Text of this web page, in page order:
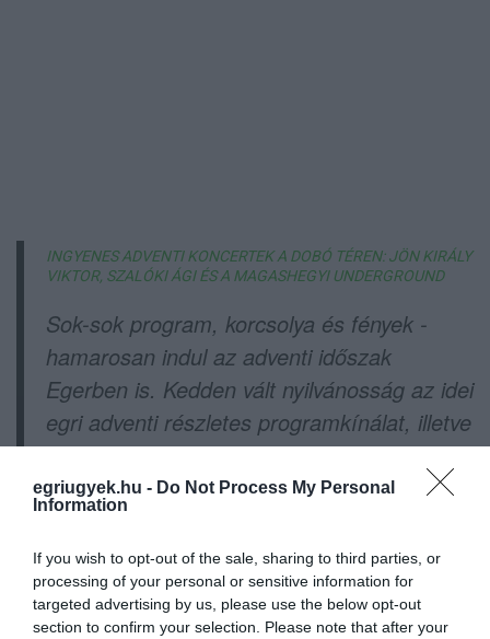
egriugyek.hu - Do Not Process My Personal
Information
If you wish to opt-out of the sale, sharing to third parties, or
processing of your personal or sensitive information for
targeted advertising by us, please use the below opt-out
section to confirm your selection. Please note that after your
INGYENES ADVENTI KONCERTEK A DOBÓ TÉREN: JÖN KIRÁLY
VIKTOR, SZALÓKI ÁGI ÉS A MAGASHEGYI UNDERGROUND
Sok-sok program, korcsolya és fények -
hamarosan indul az adventi időszak
Egerben is. Kedden vált nyilvánosság az idei
egri adventi részletes programkínálat, illetve
tartottak ma egy sajtótájékoztatót is, ahol
többek között Habis László polgármester és
önkormányzati cégvezetők beszéltek a
mostani kínálatról.